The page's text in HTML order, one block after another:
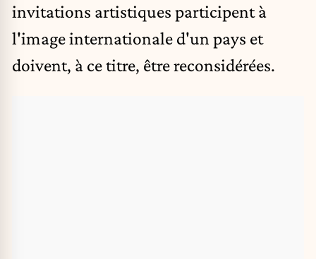
invitations artistiques participent à
l'image internationale d'un pays et
doivent, à ce titre, être reconsidérées.